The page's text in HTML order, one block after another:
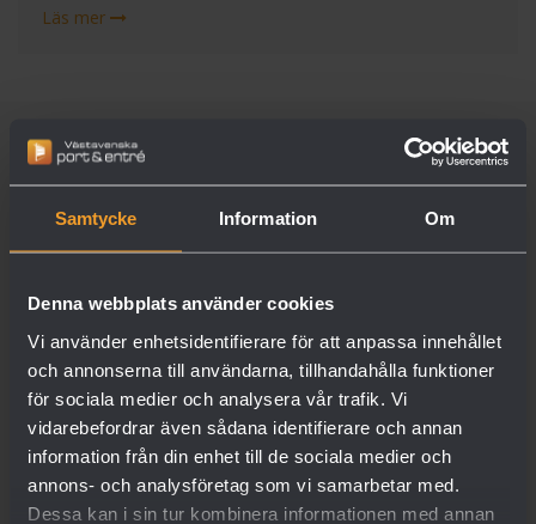
Samtycke Information Om
Denna webbplats använder cookies
Vi använder enhetsidentifierare för att anpassa innehållet
och annonserna till användarna, tillhandahålla funktioner
för sociala medier och analysera vår trafik. Vi
vidarebefordrar även sådana identifierare och annan
information från din enhet till de sociala medier och
annons- och analysföretag som vi samarbetar med.
Dessa kan i sin tur kombinera informationen med annan
Läs mer
Service, reparation och reservdelar
En garageport är en investering som ska fungera
felfritt i många år. Därför erbjuder vi heltäckande
modeller.
Service & underhåll